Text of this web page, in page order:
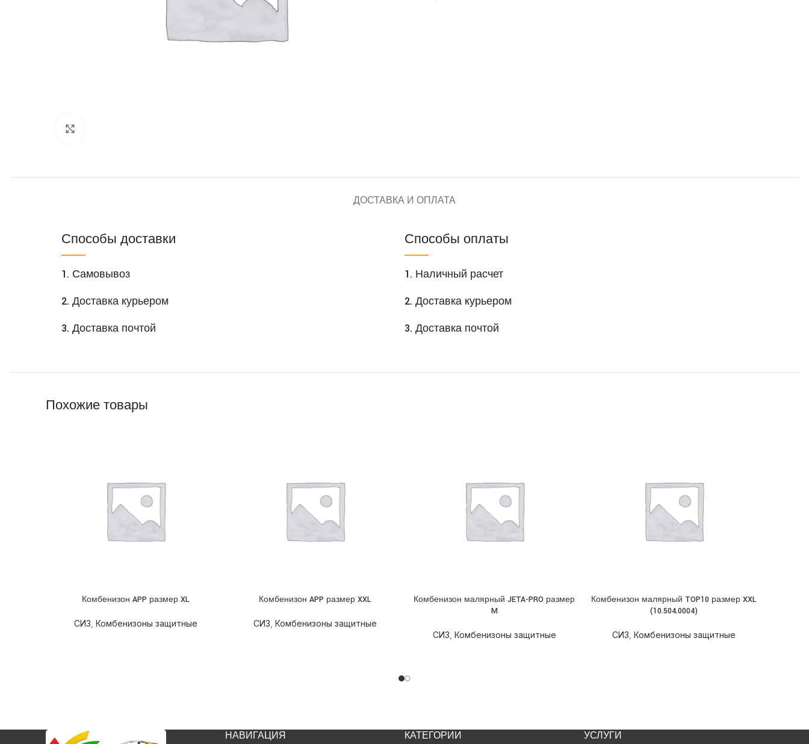
ДОСТАВКА И ОПЛАТА
Способы доставки
1. Самовывоз
2. Доставка курьером
3. Доставка почтой
Способы оплаты
1. Наличный расчет
2. Доставка курьером
3. Доставка почтой
Похожие товары
ПОДРОБНЕЕКомбенизон APP размер XL
СИЗ Комбенизоны защитные
ПОДРОБНЕЕКомбенизон APP размер XXL
СИЗ Комбенизоны защитные
ПОДРОБНЕЕ
Комбенизон малярный JETA-PRO размер
M
СИЗ Комбенизоны защитные
ПОДРОБНЕЕ
Комбенизон малярный TOP10 размер XXL
(10.504.0004)
СИЗ Комбенизоны защитные
НАВИГАЦИЯ КАТЕГОРИИ УСЛУГИ